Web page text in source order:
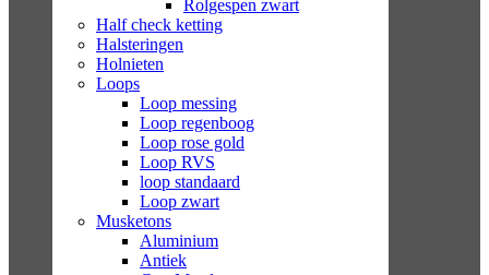
Rolgespen zwart
Half check ketting
Halsteringen
Holnieten
Loops
Loop messing
Loop regenboog
Loop rose gold
Loop RVS
loop standaard
Loop zwart
Musketons
Aluminium
Antiek